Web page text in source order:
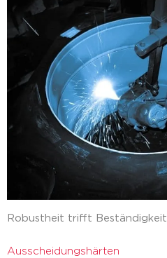
Robustheit trifft Beständigkeit
Ausscheidungshärten